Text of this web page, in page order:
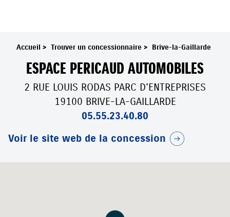
Accueil > Trouver un concessionnaire > Brive-la-Gaillarde
ESPACE PERICAUD AUTOMOBILES
2 RUE LOUIS RODAS PARC D'ENTREPRISES
19100 BRIVE-LA-GAILLARDE
05.55.23.40.80
Voir le site web de la concession